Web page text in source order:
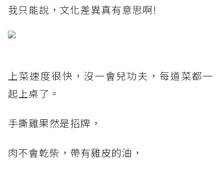
我只能說，文化差異真有意思啊!
上菜速度很快，沒一會兒功夫，每道菜都一
起上桌了。
手撕雞果然是招牌，
肉不會乾柴，帶有雞皮的油，